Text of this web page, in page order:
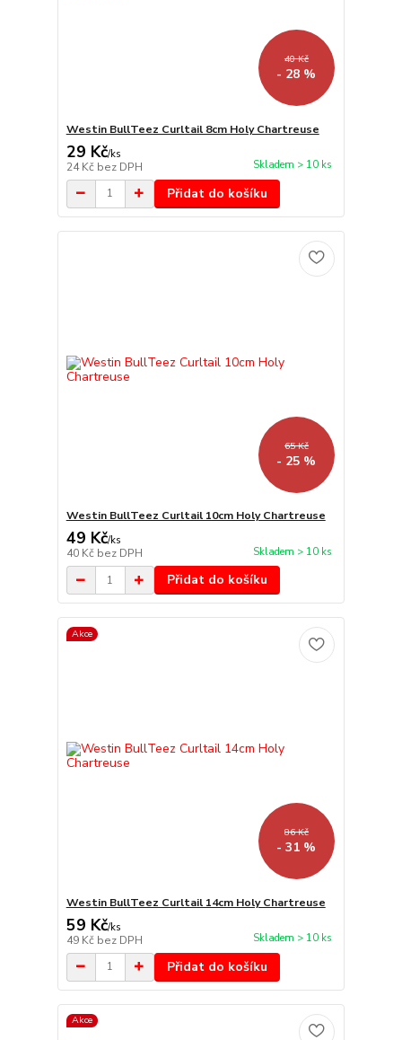
40 Kč
- 28 %
Westin BullTeez Curltail 8cm Holy Chartreuse
29 Kč/ks
24 Kč bez DPH Skladem > 10 ks
Přidat do košíku
65 Kč
- 25 %
Westin BullTeez Curltail 10cm Holy Chartreuse
49 Kč/ks
40 Kč bez DPH Skladem > 10 ks
Přidat do košíku
Akce
86 Kč
- 31 %
Westin BullTeez Curltail 14cm Holy Chartreuse
59 Kč/ks
49 Kč bez DPH Skladem > 10 ks
Přidat do košíku
Akce